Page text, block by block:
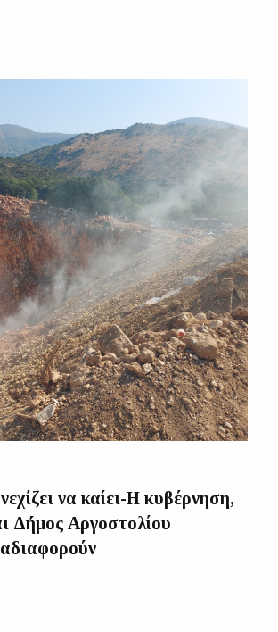
να καίει-Η κυβέρνηση,
Δήμος Αργοστολίου
αδιαφορούν